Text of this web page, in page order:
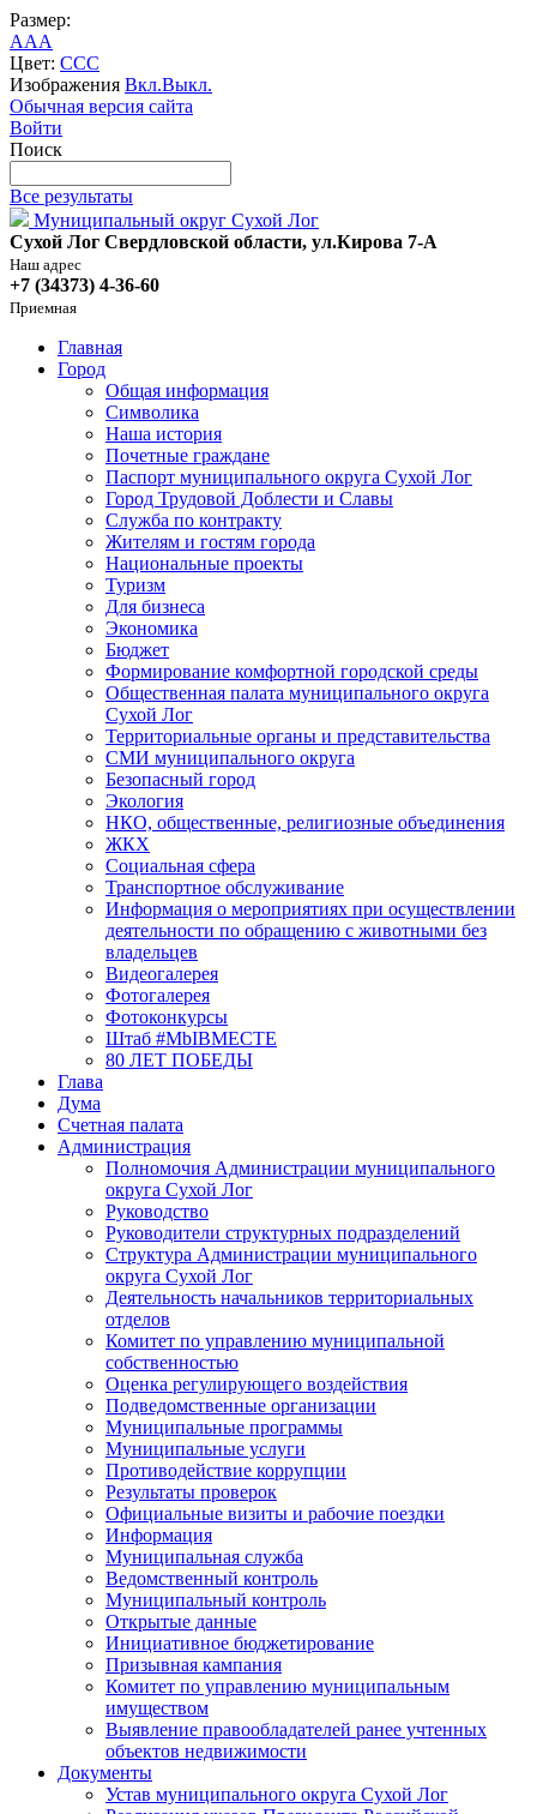
Размер:
AAA
Цвет: CCC
Изображения Вкл.Выкл.
Обычная версия сайта
Войти
Поиск
Все результаты
Муниципальный округ Сухой Лог
Сухой Лог Свердловской области, ул.Кирова 7-А
Наш адрес
+7 (34373) 4-36-60
Приемная
Главная
Город
Общая информация
Символика
Наша история
Почетные граждане
Паспорт муниципального округа Сухой Лог
Город Трудовой Доблести и Славы
Служба по контракту
Жителям и гостям города
Национальные проекты
Туризм
Для бизнеса
Экономика
Бюджет
Формирование комфортной городской среды
Общественная палата муниципального округа
Сухой Лог
Территориальные органы и представительства
СМИ муниципального округа
Безопасный город
Экология
НКО, общественные, религиозные объединения
ЖКХ
Социальная сфера
Транспортное обслуживание
Информация о мероприятиях при осуществлении
деятельности по обращению с животными без
владельцев
Видеогалерея
Фотогалерея
Фотоконкурсы
Штаб #MbIBMECTE
80 ЛЕТ ПОБЕДЫ
Глава
Дума
Счетная палата
Администрация
Полномочия Администрации муниципального
округа Сухой Лог
Руководство
Руководители структурных подразделений
Структура Администрации муниципального
округа Сухой Лог
Деятельность начальников территориальных
отделов
Комитет по управлению муниципальной
собственностью
Оценка регулирующего воздействия
Подведомственные организации
Муниципальные программы
Муниципальные услуги
Противодействие коррупции
Результаты проверок
Официальные визиты и рабочие поездки
Информация
Муниципальная служба
Ведомственный контроль
Муниципальный контроль
Открытые данные
Инициативное бюджетирование
Призывная кампания
Комитет по управлению муниципальным
имуществом
Выявление правообладателей ранее учтенных
объектов недвижимости
Документы
Устав муниципального округа Сухой Лог